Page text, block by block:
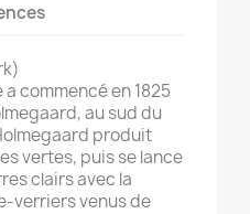
commencé en 1825
au sud du
produit
vertes, puis se lance
clairs avec la
verriers venus de